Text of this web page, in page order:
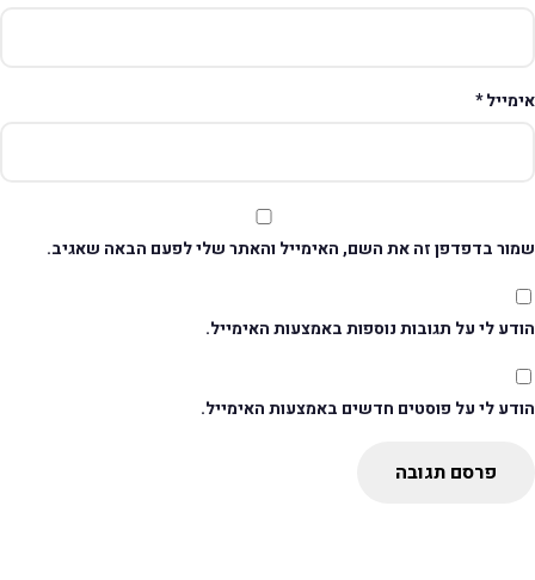
*
בדפדפן זה את השם, האימייל והאתר שלי לפעם הבאה שאגיב.
לי על תגובות נוספות באמצעות האימייל.
לי על פוסטים חדשים באמצעות האימייל.
פרסם תגובה